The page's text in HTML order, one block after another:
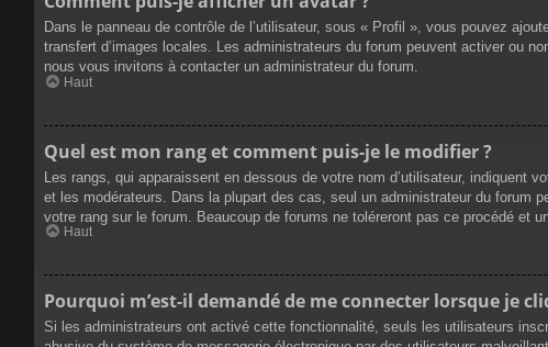
Dans le panneau de contrôle de l’utilisateur, sous « Profil », vous pouvez
transfert d’images locales. Les administrateurs du forum peuvent activer ou
nous vous invitons à contacter un administrateur du forum.
Haut
Quel est mon rang et comment puis-je le modifier ?
Les rangs, qui apparaissent en dessous de votre nom d’utilisateur,
et les modérateurs. Dans la plupart des cas, seul un administrateur du forum
votre rang sur le forum. Beaucoup de forums ne toléreront pas ce procédé et
Haut
Pourquoi m’est-il demandé de me connecter lorsque je
Si les administrateurs ont activé cette fonctionnalité, seuls les utilisateurs